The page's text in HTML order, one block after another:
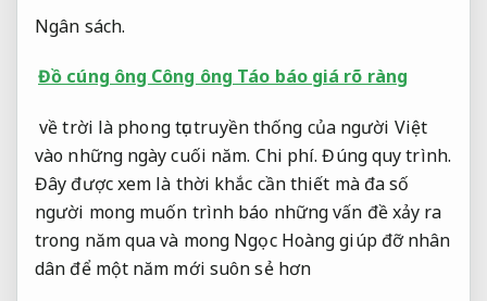
Ngân sách.
Đồ cúng ông Công ông Táo báo giá rõ ràng
về trời là phong tục truyền thống của người Việt
vào những ngày cuối năm. Chi phí. Đúng quy trình.
Đây được xem là thời khắc cần thiết mà đa số
người mong muốn trình báo những vấn đề xảy ra
trong năm qua và mong Ngọc Hoàng giúp đỡ nhân
dân để một năm mới suôn sẻ hơn